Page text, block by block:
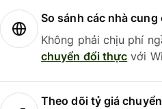
So sánh các nhà
Không phải chịu phí
chuyển đổi thực với
Theo dõi tỷ giá